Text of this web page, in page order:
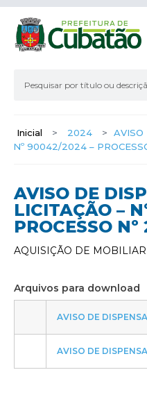
Inicial > 2024 >
AVISO
Nº 90042/2024 –
AVISO DE
LICITAÇÃO –
PROCESSO
AQUISIÇÃO DE
Arquivos para download
AVISO DE
AVISO DE